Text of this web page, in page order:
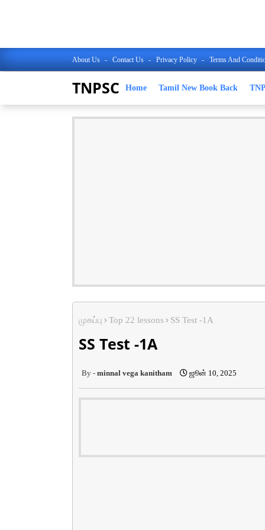
About Us Contact Us Privacy Policy Terms And
TNPSC Home Tamil New Book Back
முகப்பு Top 22 lessons SS Test -1A
SS Test -1A
minnal vega kanitham ஜூன் 10, 2025